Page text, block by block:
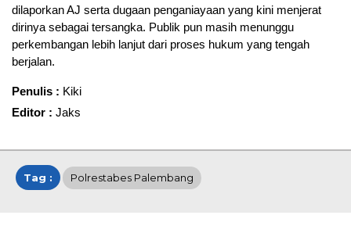
dilaporkan AJ serta dugaan penganiayaan yang kini menjerat
dirinya sebagai tersangka. Publik pun masih menunggu
perkembangan lebih lanjut dari proses hukum yang tengah
berjalan.
Penulis : Kiki
Editor : Jaks
Tag : Polrestabes Palembang